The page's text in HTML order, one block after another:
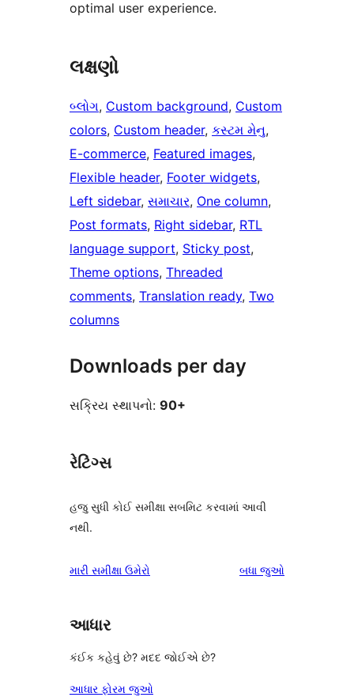
optimal user experience.
લક્ષણો
બ્લોગ, Custom background, Custom
colors, Custom header, કસ્ટમ મેનુ
E-commerce, Featured images
Flexible header, Footer widgets
Left sidebar, સમાચાર, One column
Post formats, Right sidebar, RTL
language support, Sticky post
Theme options, Threaded
comments, Translation ready, Two
columns
Downloads per day
સક્રિય સ્થાપનો: 90+
રેટિંગ્સ
હજુ સુધી કોઈ સમીક્ષા સબમિટ કરવામાં આવી
નથી.
મારી સમીક્ષા ઉમેરો બધા સમીક્ષાઓ
જુઓ
આધાર
કંઈક કહેવું છે? મદદ જોઈએ છે?
આધાર ફોરમ જુઓ